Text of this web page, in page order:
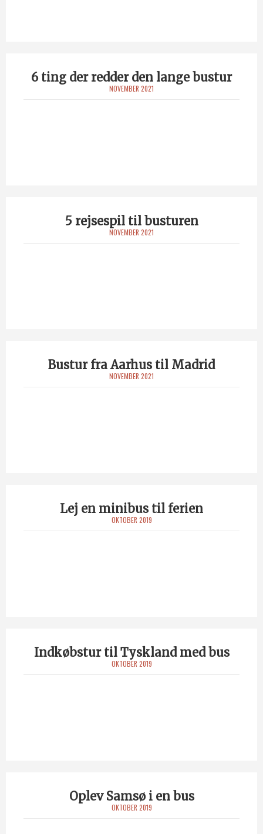
6 ting der redder den lange bustur
NOVEMBER 2021
5 rejsespil til busturen
NOVEMBER 2021
Bustur fra Aarhus til Madrid
NOVEMBER 2021
Lej en minibus til ferien
OKTOBER 2019
Indkøbstur til Tyskland med bus
OKTOBER 2019
Oplev Samsø i en bus
OKTOBER 2019